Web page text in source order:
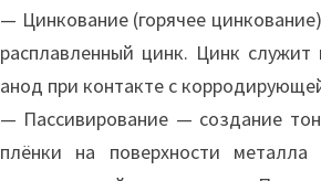
— Цинкование (горячее
расплавленный цинк. Цинк
анод при контакте с
— Пассивирование — создание
плёнки на поверхности